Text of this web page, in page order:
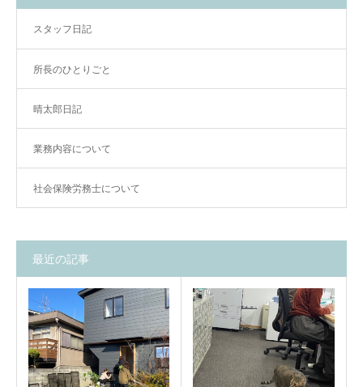
スタッフ日記
所長のひとりごと
晴太郎日記
業務内容について
社会保険労務士について
最近の記事